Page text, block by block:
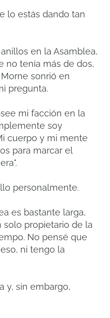
lo estás dando tan
en la Asamblea,
no tenía más de dos,
Morne sonrió en
pregunta.
mi facción en la
soy
cuerpo y mi mente
para marcar el
personalmente.
es bastante larga,
solo propietario de la
No pensé que
ni tengo la
y, sin embargo,